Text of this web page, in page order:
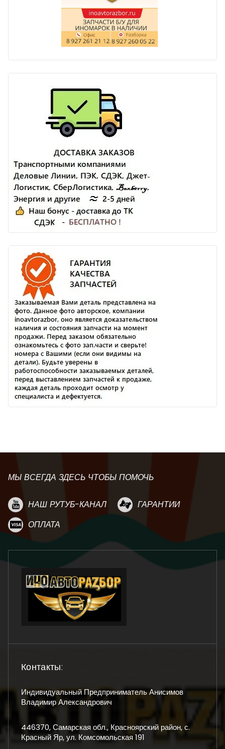
МЫ ВСЕГДА ЗДЕСЬ ЧТОБЫ ПОМОЧЬ
НАШ РУТУБ-КАНАЛ
ГАРАНТИИ
ОПЛАТА
Контакты:
Индивидуальный Предприниматель Анисимов
Владимир Александрович
446370, Самарская обл., Красноярский район, с.
Красный Яр, ул. Комсомольская 191